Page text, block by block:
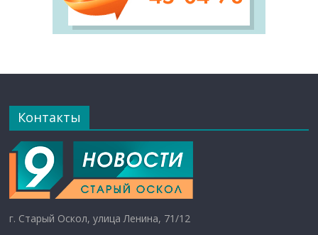
Контакты
г. Старый Оскол, улица Ленина, 71/12